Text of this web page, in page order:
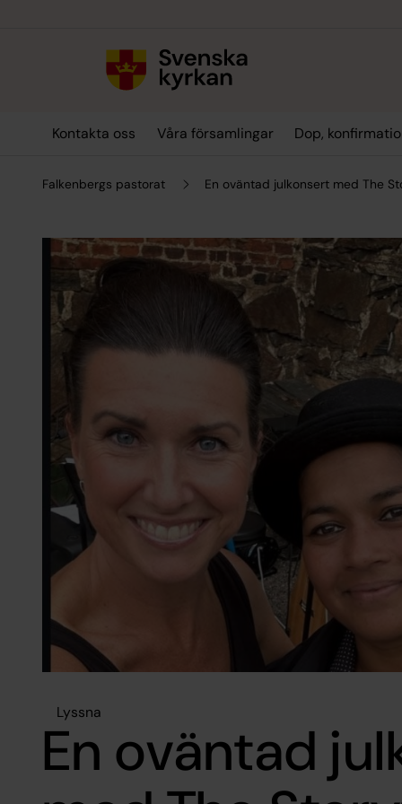
Kontakta oss Våra församlingar Dop,
Falkenbergs pastorat En oväntad julkonsert med The
Lyssna
En oväntad